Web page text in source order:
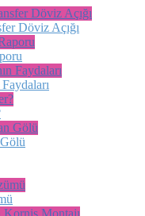
Döviz Açığı